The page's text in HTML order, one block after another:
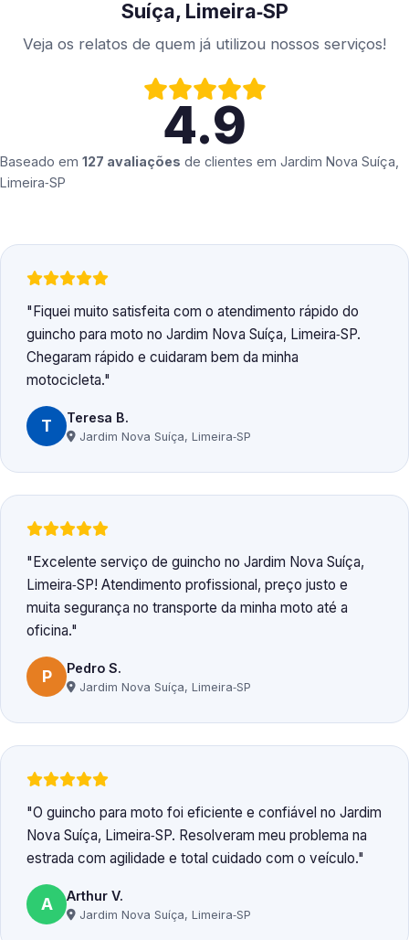
Suíça, Limeira‑SP
Veja os relatos de quem já utilizou nossos serviços!
4.9
Baseado em 127 avaliações de clientes em Jardim Nova Suíça,
Limeira‑SP
Fiquei muito satisfeita com o atendimento rápido do
guincho para moto no Jardim Nova Suíça, Limeira‑SP.
Chegaram rápido e cuidaram bem da minha
motocicleta.
T Teresa B.
Jardim Nova Suíça, Limeira‑SP
Excelente serviço de guincho no Jardim Nova Suíça,
Limeira‑SP! Atendimento profissional, preço justo e
muita segurança no transporte da minha moto até a
oficina.
P Pedro S.
Jardim Nova Suíça, Limeira‑SP
O guincho para moto foi eficiente e confiável no Jardim
Nova Suíça, Limeira‑SP. Resolveram meu problema na
estrada com agilidade e total cuidado com o veículo.
A Arthur V.
Jardim Nova Suíça, Limeira‑SP